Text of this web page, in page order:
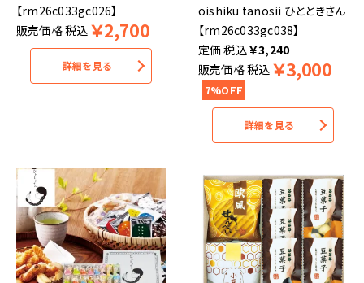
【rm26c033gc026】
販売価格税込 ￥2,700
詳細を見る
oishiku tanosii ひとときさん
【rm26c033gc038】
税込￥3,240
販売価格税込 ￥3,000
7%OFF
詳細を見る